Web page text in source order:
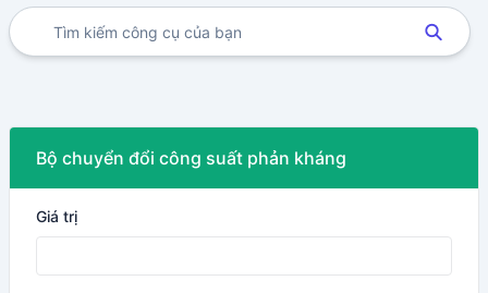
Bộ chuyển đổi công suất phản kháng
Giá trị